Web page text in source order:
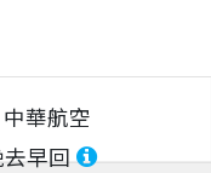
中華航空
早回